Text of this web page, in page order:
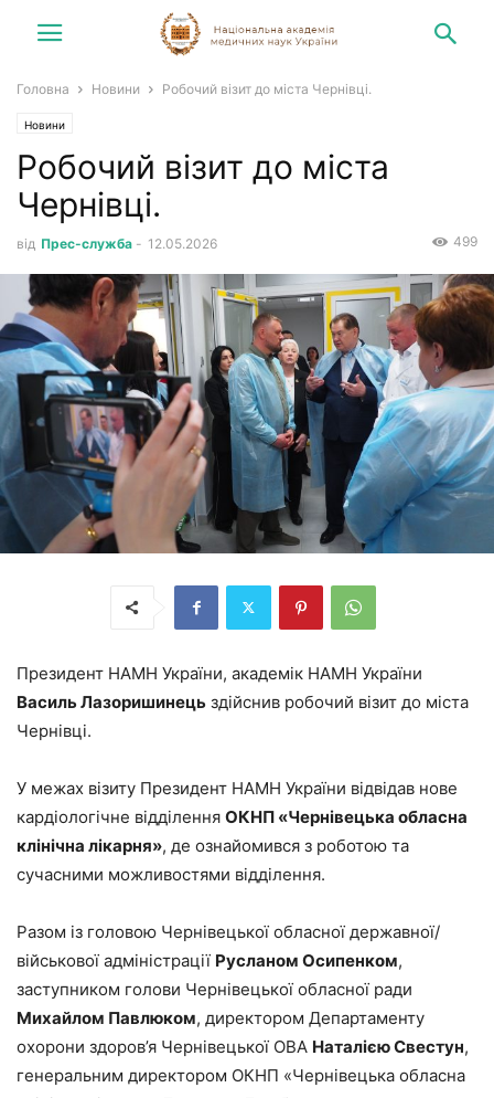
Головна Новини Робочий візит до міста Чернівці.
Новини
Робочий візит до міста
Чернівці.
від Прес-служба - 12.05.2026 499
Президент НАМН України, академік НАМН України
Василь Лазоришинець здійснив робочий візит до міста
Чернівці.
У межах візиту Президент НАМН України відвідав нове
кардіологічне відділення ОКНП «Чернівецька обласна
клінічна лікарня», де ознайомився з роботою та
сучасними можливостями відділення.
Разом із головою Чернівецької обласної державної/
військової адміністрації Русланом Осипенком,
заступником голови Чернівецької обласної ради
Михайлом Павлюком, директором Департаменту
охорони здоров’я Чернівецької ОВА Наталією Свестун,
генеральним директором ОКНП «Чернівецька обласна